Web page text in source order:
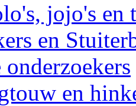
jojo's en
en
onderzoekers
en